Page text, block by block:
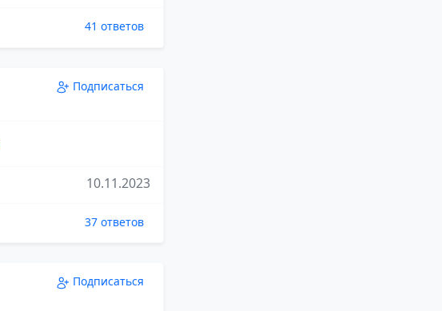
41 ответов
Подписаться
10.11.2023
37 ответов
Подписаться